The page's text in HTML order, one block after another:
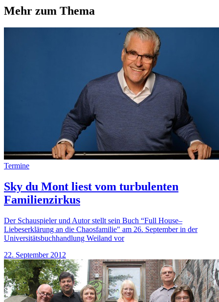
Mehr zum Thema
Termine
Sky du Mont liest vom turbulenten
Familienzirkus
Der Schauspieler und Autor stellt sein Buch “Full House–
Liebeserklärung an die Chaosfamilie" am 26. September in der
Universitätsbuchhandlung Weiland vor
22. September 2012